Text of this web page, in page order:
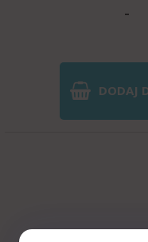
-
DODAJ